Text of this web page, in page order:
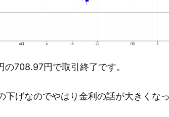
の708.97円で取引終了です。
下げなのでやはり金利の話が大きくなっ